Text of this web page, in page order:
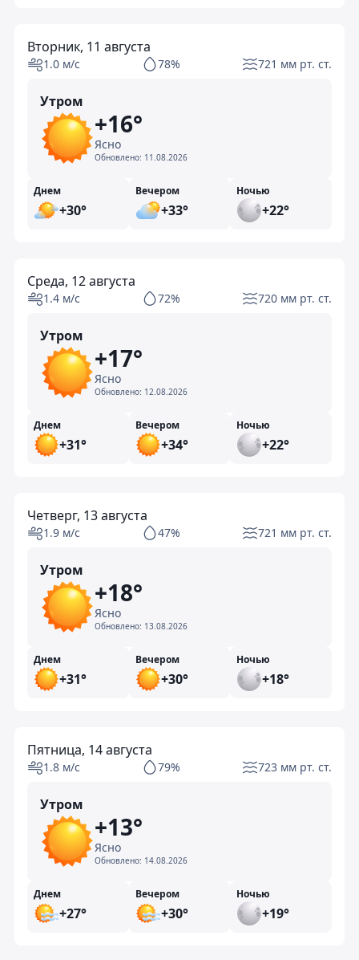
Вторник, 11 августа
1.0 м/с 78% 721 мм рт. ст.
Утром
+16°
Ясно
Обновлено: 11.08.2026
Днем
+30°
Вечером
+33°
Ночью
+22°
Среда, 12 августа
1.4 м/с 72% 720 мм рт. ст.
Утром
+17°
Ясно
Обновлено: 12.08.2026
Днем
+31°
Вечером
+34°
Ночью
+22°
Четверг, 13 августа
1.9 м/с 47% 721 мм рт. ст.
Утром
+18°
Ясно
Обновлено: 13.08.2026
Днем
+31°
Вечером
+30°
Ночью
+18°
Пятница, 14 августа
1.8 м/с 79% 723 мм рт. ст.
Утром
+13°
Ясно
Обновлено: 14.08.2026
Днем
+27°
Вечером
+30°
Ночью
+19°